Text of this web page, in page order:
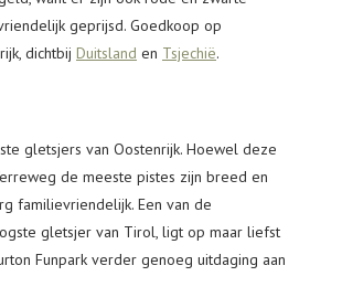
geprijsd. Goedkoop op
dichtbij Duitsland en Tsjechië.
gletsjers van Oostenrijk. Hoewel deze
de meeste pistes zijn breed en
familievriendelijk. Een van de
gletsjer van Tirol, ligt op maar liefst
Funpark verder genoeg uitdaging aan